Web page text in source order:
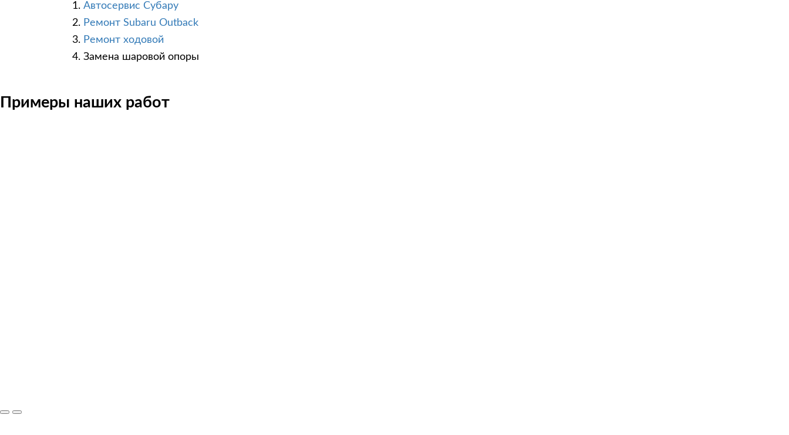
Автосервис Субару
Ремонт Subaru Outback
Ремонт ходовой
Замена шаровой опоры
Примеры наших работ